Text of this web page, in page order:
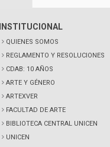
INSTITUCIONAL
QUIENES SOMOS
REGLAMENTO Y RESOLUCIONES
CDAB: 10 AÑOS
ARTE Y GÉNERO
ARTEXVER
FACULTAD DE ARTE
BIBLIOTECA CENTRAL UNICEN
UNICEN